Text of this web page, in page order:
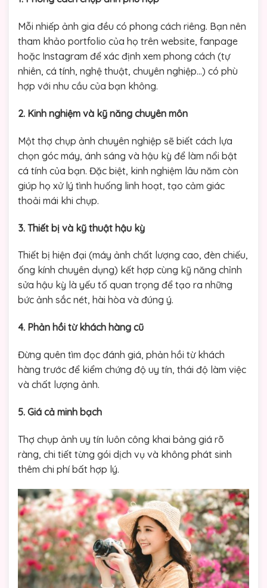
Mỗi nhiếp ảnh gia đều có phong cách riêng. Bạn nên
tham khảo portfolio của họ trên website, fanpage
hoặc Instagram để xác định xem phong cách (tự
nhiên, cá tính, nghệ thuật, chuyên nghiệp…) có phù
hợp với nhu cầu của bạn không.
2. Kinh nghiệm và kỹ năng chuyên môn
Một thợ chụp ảnh chuyên nghiệp sẽ biết cách lựa
chọn góc máy, ánh sáng và hậu kỳ để làm nổi bật
cá tính của bạn. Đặc biệt, kinh nghiệm lâu năm còn
giúp họ xử lý tình huống linh hoạt, tạo cảm giác
thoải mái khi chụp.
3. Thiết bị và kỹ thuật hậu kỳ
Thiết bị hiện đại (máy ảnh chất lượng cao, đèn chiếu,
ống kính chuyên dụng) kết hợp cùng kỹ năng chỉnh
sửa hậu kỳ là yếu tố quan trọng để tạo ra những
bức ảnh sắc nét, hài hòa và đúng ý.
4. Phản hồi từ khách hàng cũ
Đừng quên tìm đọc đánh giá, phản hồi từ khách
hàng trước để kiểm chứng độ uy tín, thái độ làm việc
và chất lượng ảnh.
5. Giá cả minh bạch
Thợ chụp ảnh uy tín luôn công khai bảng giá rõ
ràng, chi tiết từng gói dịch vụ và không phát sinh
thêm chi phí bất hợp lý.